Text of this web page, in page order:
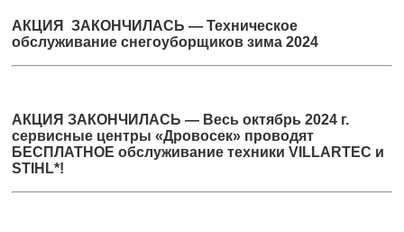
АКЦИЯ ЗАКОНЧИЛАСЬ — Техническое
обслуживание снегоуборщиков зима 2024
АКЦИЯ ЗАКОНЧИЛАСЬ — Весь октябрь 2024 г.
сервисные центры «Дровосек» проводят
БЕСПЛАТНОЕ обслуживание техники VILLARTEC и
STIHL*!